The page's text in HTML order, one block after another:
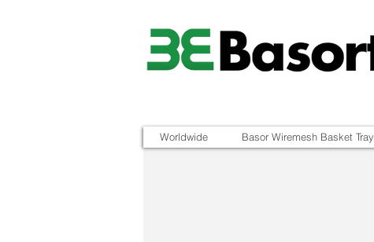
Worldwide Basor Wiremesh Basket Tray